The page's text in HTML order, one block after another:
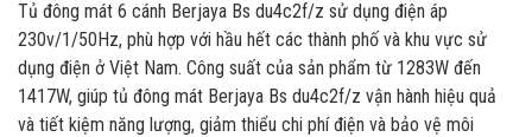
Tủ đông mát 6 cánh Berjaya Bs du4c2f/z sử dụng điện áp
230v/1/50Hz, phù hợp với hầu hết các thành phố và khu vực sử
dụng điện ở Việt Nam. Công suất của sản phẩm từ 1283W đến
1417W, giúp tủ đông mát Berjaya Bs du4c2f/z vận hành hiệu quả
và tiết kiệm năng lượng, giảm thiểu chi phí điện và bảo vệ môi